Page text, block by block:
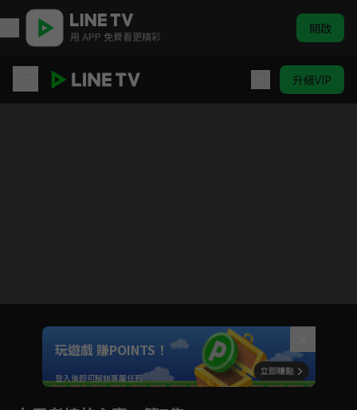
用 APP 免費看更精彩 開啟
升級VIP
Unmute
如有不便請見諒
玩遊戲 賺POINTS！
登入後即可解鎖專屬任務